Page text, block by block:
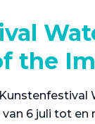
the
6 juli tot en